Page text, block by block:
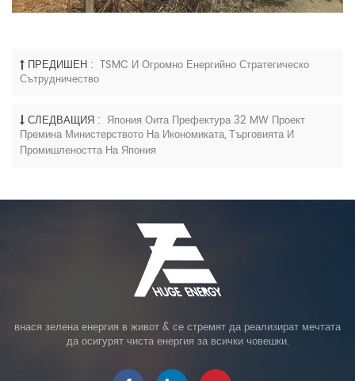
ПРЕДИШЕН : TSMC И Огромно Енергийно Стратегическо
Сътрудничество
СЛЕДВАЩИЯ : Япония Оита Префектура 32 MW Проект
Премина Министерството На Икономиката, Търговията И
Промишлеността На Япония
внася зелена енергия в живот & се стремят да реализират мечтата
да осигурят чиста енергия за всички човешки.